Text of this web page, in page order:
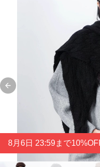
Previous slide
8月 6日 23:59まで